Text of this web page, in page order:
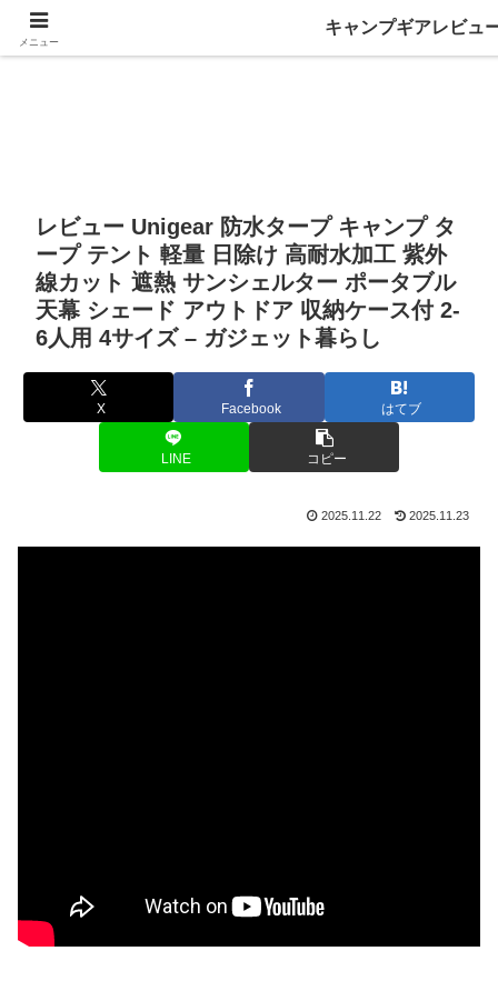
レビュー Unigear 防水タープ キャンプ タ
ープ テント 軽量 日除け 高耐水加工 紫外
線カット 遮熱 サンシェルター ポータブル
天幕 シェード アウトドア 収納ケース付 2-
6人用 4サイズ – ガジェット暮らし
X Facebook はてブ
LINE コピー
2025.11.22 2025.11.23
メニュー
キャンプギアレビュ